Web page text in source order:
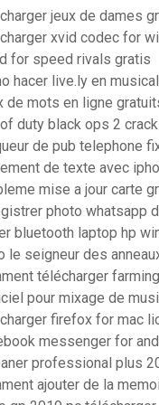
jeux de dames
xvid codec for
for speed rivals gratis
hacer live.ly en
de mots en ligne
duty black ops 2
de pub telephone
de texte avec
mise a jour carte
photo whatsapp
bluetooth laptop hp
le seigneur des
télécharger
pour mixage de
firefox for mac
messenger for
professional plus
ajouter de la